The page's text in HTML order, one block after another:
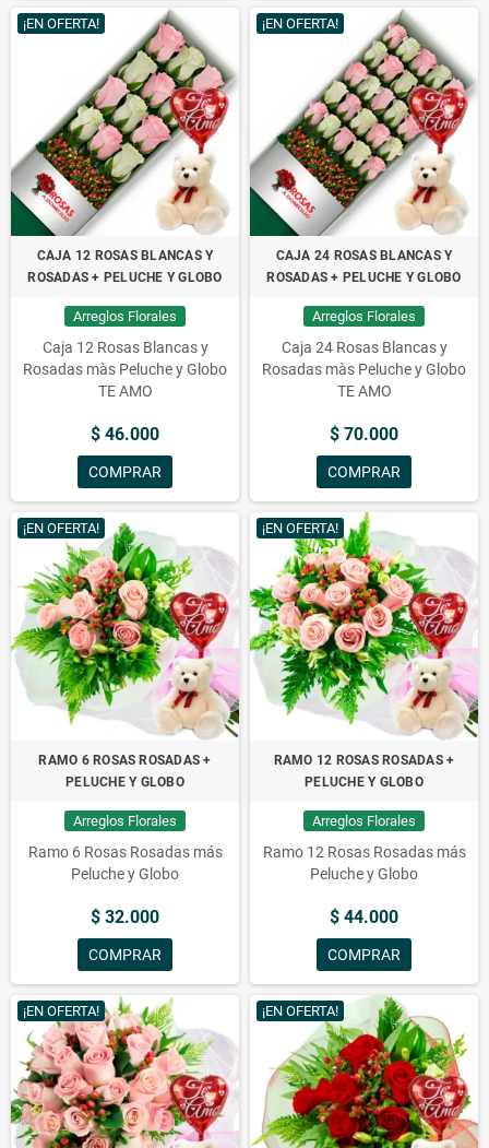
¡EN OFERTA!
CAJA 12 ROSAS BLANCAS Y
ROSADAS + PELUCHE Y GLOBO
Arreglos Florales
Caja 12 Rosas Blancas y
Rosadas màs Peluche y Globo
TE AMO
$ 46.000
COMPRAR
¡EN OFERTA!
CAJA 24 ROSAS BLANCAS Y
ROSADAS + PELUCHE Y GLOBO
Arreglos Florales
Caja 24 Rosas Blancas y
Rosadas màs Peluche y Globo
TE AMO
$ 70.000
COMPRAR
¡EN OFERTA!
RAMO 6 ROSAS ROSADAS +
PELUCHE Y GLOBO
Arreglos Florales
Ramo 6 Rosas Rosadas más
Peluche y Globo
$ 32.000
COMPRAR
¡EN OFERTA!
RAMO 12 ROSAS ROSADAS +
PELUCHE Y GLOBO
Arreglos Florales
Ramo 12 Rosas Rosadas más
Peluche y Globo
$ 44.000
COMPRAR
¡EN OFERTA! ¡EN OFERTA!